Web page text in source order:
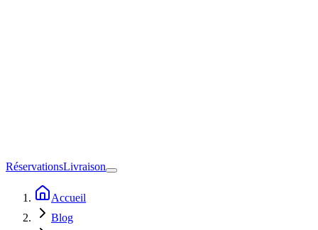
RéservationsLivraison
Accueil
Blog